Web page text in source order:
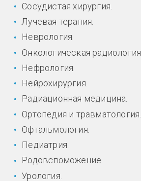
Сосудистая хирургия.
Лучевая терапия.
Неврология.
Онкологическая радиология.
Нефрология.
Нейрохирургия.
Радиационная медицина.
Ортопедия и травматология.
Офтальмология.
Педиатрия.
Родовспоможение.
Урология.